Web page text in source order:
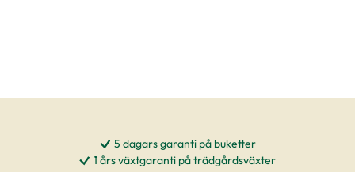
5 dagars garanti på buketter
1 års växtgaranti på trädgårdsväxter